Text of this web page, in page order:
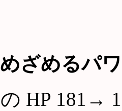
めざめるパ
の HP 181→